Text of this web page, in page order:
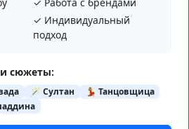
✓ Индивидуальный
подход
сюжеты:
🪄 Султан
💃 Танцовщица